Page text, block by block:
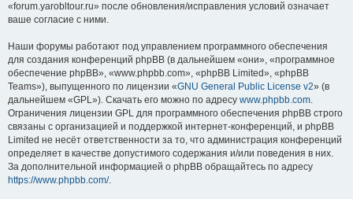
«forum.yarobltour.ru» после обновления/исправления условий означает
ваше согласие с ними.
Наши форумы работают под управлением программного обеспечения
для создания конференций phpBB (в дальнейшем «они», «программное
обеспечение phpBB», «www.phpbb.com», «phpBB Limited», «phpBB
Teams»), выпущенного по лицензии «GNU General Public License v2» (в
дальнейшем «GPL»). Скачать его можно по адресу www.phpbb.com.
Ограничения лицензии GPL для программного обеспечения phpBB строго
связаны с организацией и поддержкой интернет-конференций, и phpBB
Limited не несёт ответственности за то, что администрация конференций
определяет в качестве допустимого содержания и/или поведения в них.
За дополнительной информацией о phpBB обращайтесь по адресу
https://www.phpbb.com/.